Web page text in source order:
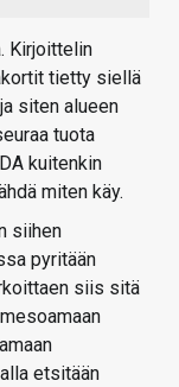
Kirjoittelin
tietty siellä
siten alueen
tuota
kuitenkin
miten käy.
siihen
pyritään
siis sitä
etsitään